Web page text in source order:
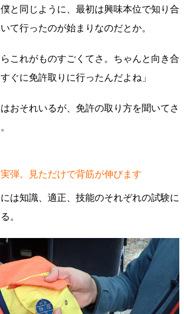
と同じように、最初は興味本位で知り合
て行ったのが始まりなのだとか。
これがものすごくてさ。ちゃんと向き合
ぐに免許取りに行ったんだよね」
おそれいるが、免許の取り方を聞いてさ
弾。見ただけで背筋が伸びます
は知識、適正、技能のそれぞれの試験に
。